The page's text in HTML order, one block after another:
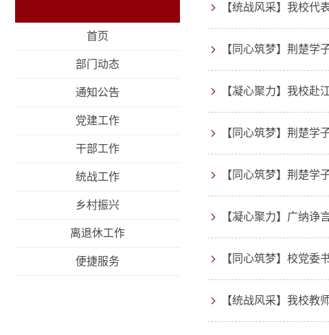
首页
部门动态
通知公告
党建工作
干部工作
统战工作
乡村振兴
离退休工作
便捷服务
【统战风采】我校代
【同心筑梦】荆楚学
【凝心聚力】我校赴
【同心筑梦】荆楚学
【同心筑梦】荆楚学
【凝心聚力】广纳
【同心筑梦】校党委
【统战风采】我校教